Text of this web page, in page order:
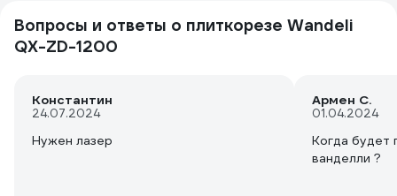
Вопросы и ответы о плиткорезе Wandeli
QX-ZD-1200
Константин
24.07.2024
Нужен лазер
Армен С.
01.04.2024
Когда будет
ванделли ?